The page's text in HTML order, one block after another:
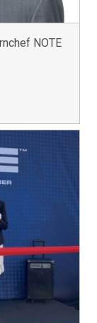
NOTE